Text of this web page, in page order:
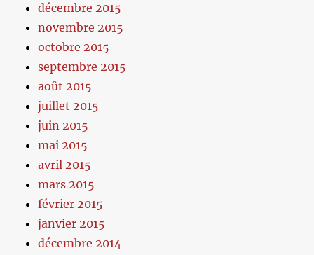
décembre 2015
novembre 2015
octobre 2015
septembre 2015
août 2015
juillet 2015
juin 2015
mai 2015
avril 2015
mars 2015
février 2015
janvier 2015
décembre 2014